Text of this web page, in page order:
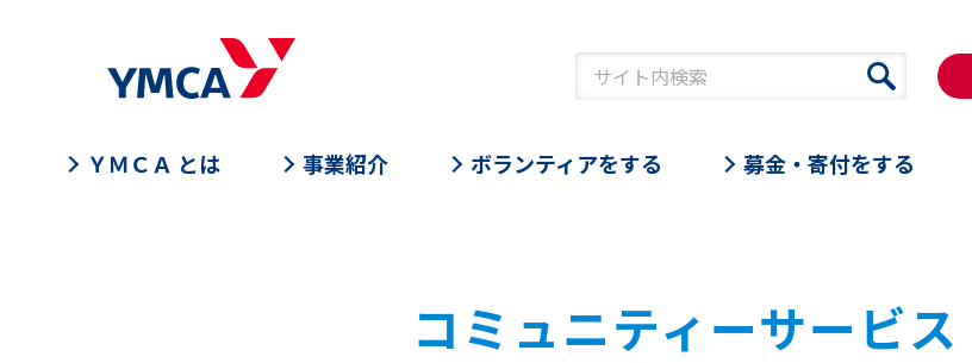
ＹＭＣＡ とは 事業紹介 ボランティアをする 募金・寄付をする
コミュニティーサービス